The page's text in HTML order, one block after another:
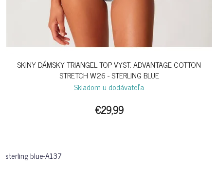
SKINY DÁMSKY TRIANGEL TOP VYST. ADVANTAGE COTTON
STRETCH W26 - STERLING BLUE
Skladom u dodávateľa
€29,99
sterling blue-A137